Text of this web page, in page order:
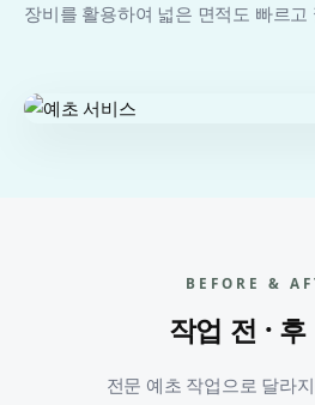
장비를 활용하여 넓은 면적도 빠르
BEFORE &
작업 전 ·
전문 예초 작업으로 달라